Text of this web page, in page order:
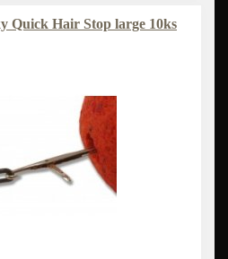
Quick Hair Stop large 10ks